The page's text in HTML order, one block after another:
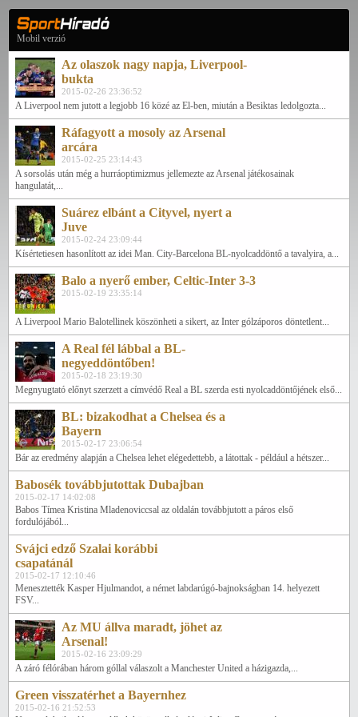
Mobil verzió
Az olaszok nagy napja, Liverpool-
bukta
2015-02-26 23:36:52
A Liverpool nem jutott a legjobb 16 közé az El-ben, miután a Besiktas ledolgozta...
Ráfagyott a mosoly az Arsenal
arcára
2015-02-25 23:14:43
A sorsolás után még a hurráoptimizmus jellemezte az Arsenal játékosainak
hangulatát,...
Suárez elbánt a Cityvel, nyert a
Juve
2015-02-24 23:09:44
Kísértetiesen hasonlított az idei Man. City-Barcelona BL-nyolcaddöntő a tavalyira, a...
Balo a nyerő ember, Celtic-Inter 3-3
2015-02-19 23:35:14
A Liverpool Mario Balotellinek köszönheti a sikert, az Inter gólzáporos döntetlent...
A Real fél lábbal a BL-
negyeddöntőben!
2015-02-18 23:19:30
Megnyugtató előnyt szerzett a címvédő Real a BL szerda esti nyolcaddöntőjének első...
BL: bizakodhat a Chelsea és a
Bayern
2015-02-17 23:06:54
Bár az eredmény alapján a Chelsea lehet elégedettebb, a látottak - például a hétszer...
Babosék továbbjutottak Dubajban
2015-02-17 14:02:08
Babos Tímea Kristina Mladenoviccsal az oldalán továbbjutott a páros első
fordulójából...
Svájci edző Szalai korábbi
csapatánál
2015-02-17 12:10:46
Menesztették Kasper Hjulmandot, a német labdarúgó-bajnokságban 14. helyezett
FSV...
Az MU állva maradt, jöhet az
Arsenal!
2015-02-16 23:09:29
A záró félórában három góllal válaszolt a Manchester United a házigazda,...
Green visszatérhet a Bayernhez
2015-02-16 21:52:53